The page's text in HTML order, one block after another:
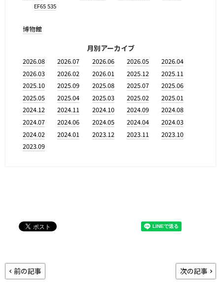
EF65 535
博物館
月別アーカイブ
2026.08 2026.07 2026.06 2026.05
2026.04
2026.03
2026.02 2026.01 2025.12
2025.11
2025.10
2025.09 2025.08 2025.07
2025.06
2025.05
2025.04 2025.03 2025.02
2025.01
2024.12
2024.11 2024.10 2024.09
2024.08
2024.07
2024.06 2024.05 2024.04
2024.03
2024.02
2024.01 2023.12 2023.11
2023.10
2023.09
前の記事 次の記事